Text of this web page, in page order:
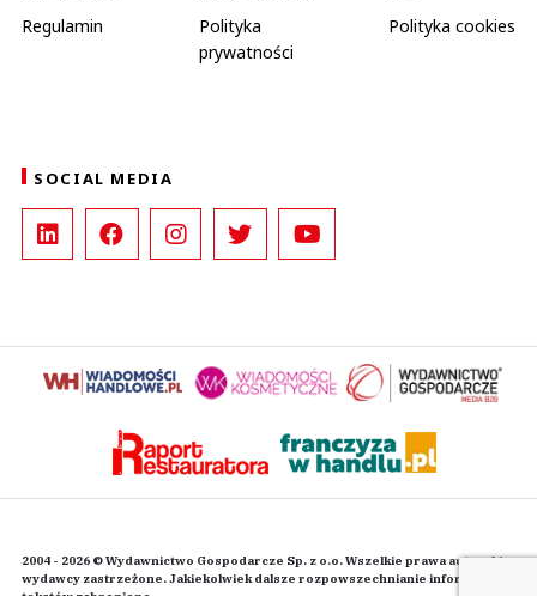
Regulamin
Polityka
prywatności
Polityka cookies
SOCIAL MEDIA
2004 - 2026 © Wydawnictwo Gospodarcze Sp. z o.o. Wszelkie prawa autorskie
wydawcy zastrzeżone. Jakiekolwiek dalsze rozpowszechnianie informacji i